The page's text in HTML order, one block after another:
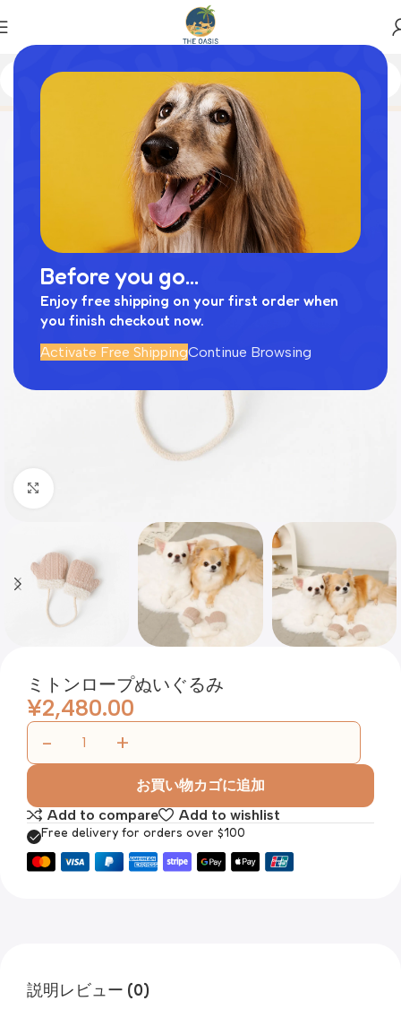
Before you go...
Enjoy free shipping on your first order when
you finish checkout now.
Activate Free ShippingContinue Browsing
Home ミトンロープぬいぐるみ
ミトンロープぬいぐるみ
¥2,480.00
お買い物カゴに追加
Add to compare
Add to wishlist
Free delivery for orders over $100
説明レビュー (0)